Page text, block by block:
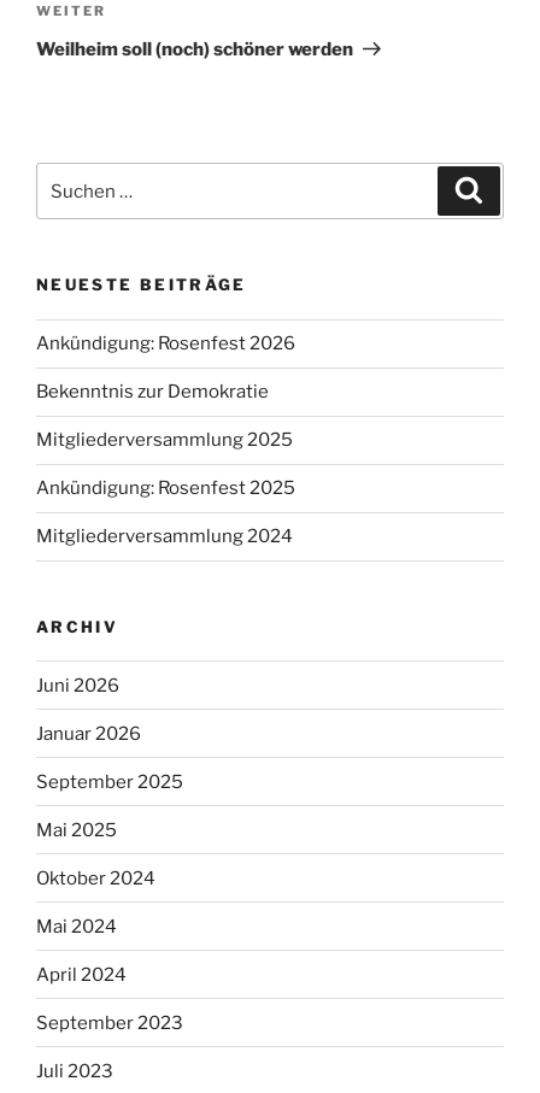
Nächster
Beitrag
WEITER
Weilheim soll (noch) schöner werden
nach:
NEUESTE BEITRÄGE
Ankündigung: Rosenfest 2026
Bekenntnis zur Demokratie
Mitgliederversammlung 2025
Ankündigung: Rosenfest 2025
Mitgliederversammlung 2024
ARCHIV
Juni 2026
Januar 2026
September 2025
Mai 2025
Oktober 2024
Mai 2024
April 2024
September 2023
Juli 2023